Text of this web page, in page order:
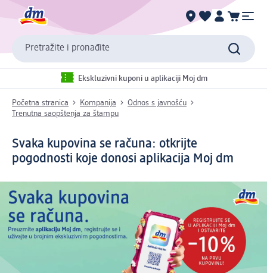
Pretražite i pronađite
Ekskluzivni kuponi u aplikaciji Moj dm
Početna stranica Kompanija
Odnos s javnošću
Trenutna saopštenja za štampu
Svaka kupovina se računa: otkrijte
pogodnosti koje donosi aplikacija Moj dm